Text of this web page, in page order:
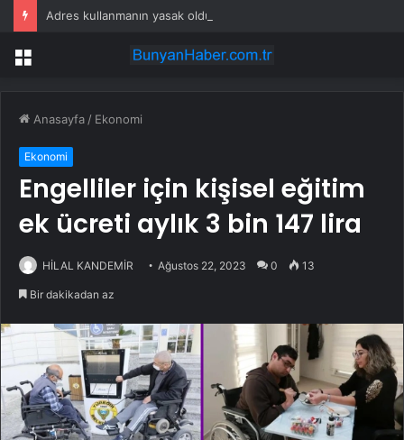
Menü
Anasayfa / Ekonomi
Ekonomi
Engelliler için kişisel eğitim
ek ücreti aylık 3 bin 147 lira
HİLAL KANDEMİR Ağustos 22, 2023 0 13
Bir dakikadan az